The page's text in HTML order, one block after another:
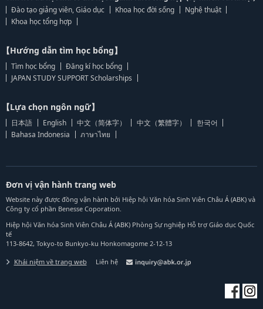
Đào tạo giảng viên, Giáo dục
Khoa học đời sống
Nghệ thuật
Khoa học tổng hợp
【Hướng dẫn tìm học bổng】
Tìm học bổng
Đăng kí học bổng
JAPAN STUDY SUPPORT Scholarships
【Lựa chọn ngôn ngữ】
日本語 English 中文（简体字） 中文（繁體字）
한국어
Bahasa Indonesia
ภาษาไทย
Đơn vị vận hành trang web
Website này được đồng vận hành bởi Hiệp hội Văn hóa Sinh Viên Châu Á (ABK) và
Công ty cổ phần Benesse Coporation.
Hiệp hội Văn hóa Sinh Viên Châu Á (ABK) Phòng Sự nghiệp Hỗ trợ Giáo dục Quốc
tế
113-8642, Tokyo-to Bunkyo-ku Honkomagome 2-12-13
Khái niệm về trang web Liên hệ